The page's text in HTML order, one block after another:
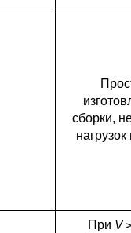
сборки,
При V